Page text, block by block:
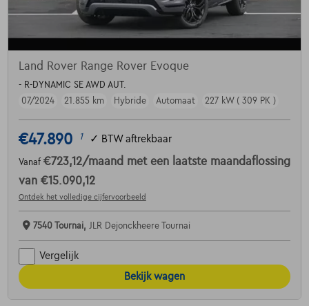
Land Rover Range Rover Evoque
- R-DYNAMIC SE AWD AUT.
07/2024
21.855 km Hybride Automaat 227 kW ( 309 PK )
€47.890 1 ✓ BTW aftrekbaar
Vanaf €723,12/maand met een laatste maandaflossing
van €15.090,12
Ontdek het volledige cijfervoorbeeld
7540 Tournai, JLR Dejonckheere Tournai
Vergelijk
Bekijk wagen